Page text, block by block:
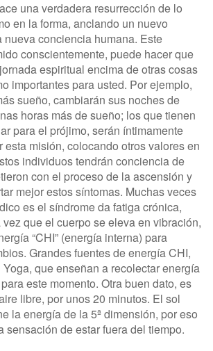
una verdadera resurrección de lo
en la forma, anclando un nuevo
nueva conciencia humana. Este
conscientemente, puede hacer que
espiritual encima de otras cosas
importantes para usted. Por ejemplo,
sueño, cambiarán sus noches de
horas más de sueño; los que tienen
para el prójimo, serán íntimamente
misión, colocando otros valores en
individuos tendrán conciencia de
con el proceso de la ascensión y
mejor estos síntomas. Muchas veces
es el síndrome da fatiga crónica,
que el cuerpo se eleva en vibración,
“CHI” (energía interna) para
Grandes fuentes de energía CHI,
que enseñan a recolectar energía
este momento. Otra buen dato, es
libre, por unos 20 minutos. El sol
la energía de la 5ª dimensión, por eso
sensación de estar fuera del tiempo.